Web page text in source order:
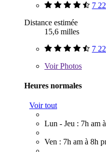
7
Distance estimée
15,6 milles
7
VoirPhotos
Heures normales
Voir tout
Lun - Jeu : 7h am
Ven : 7h am à 8h